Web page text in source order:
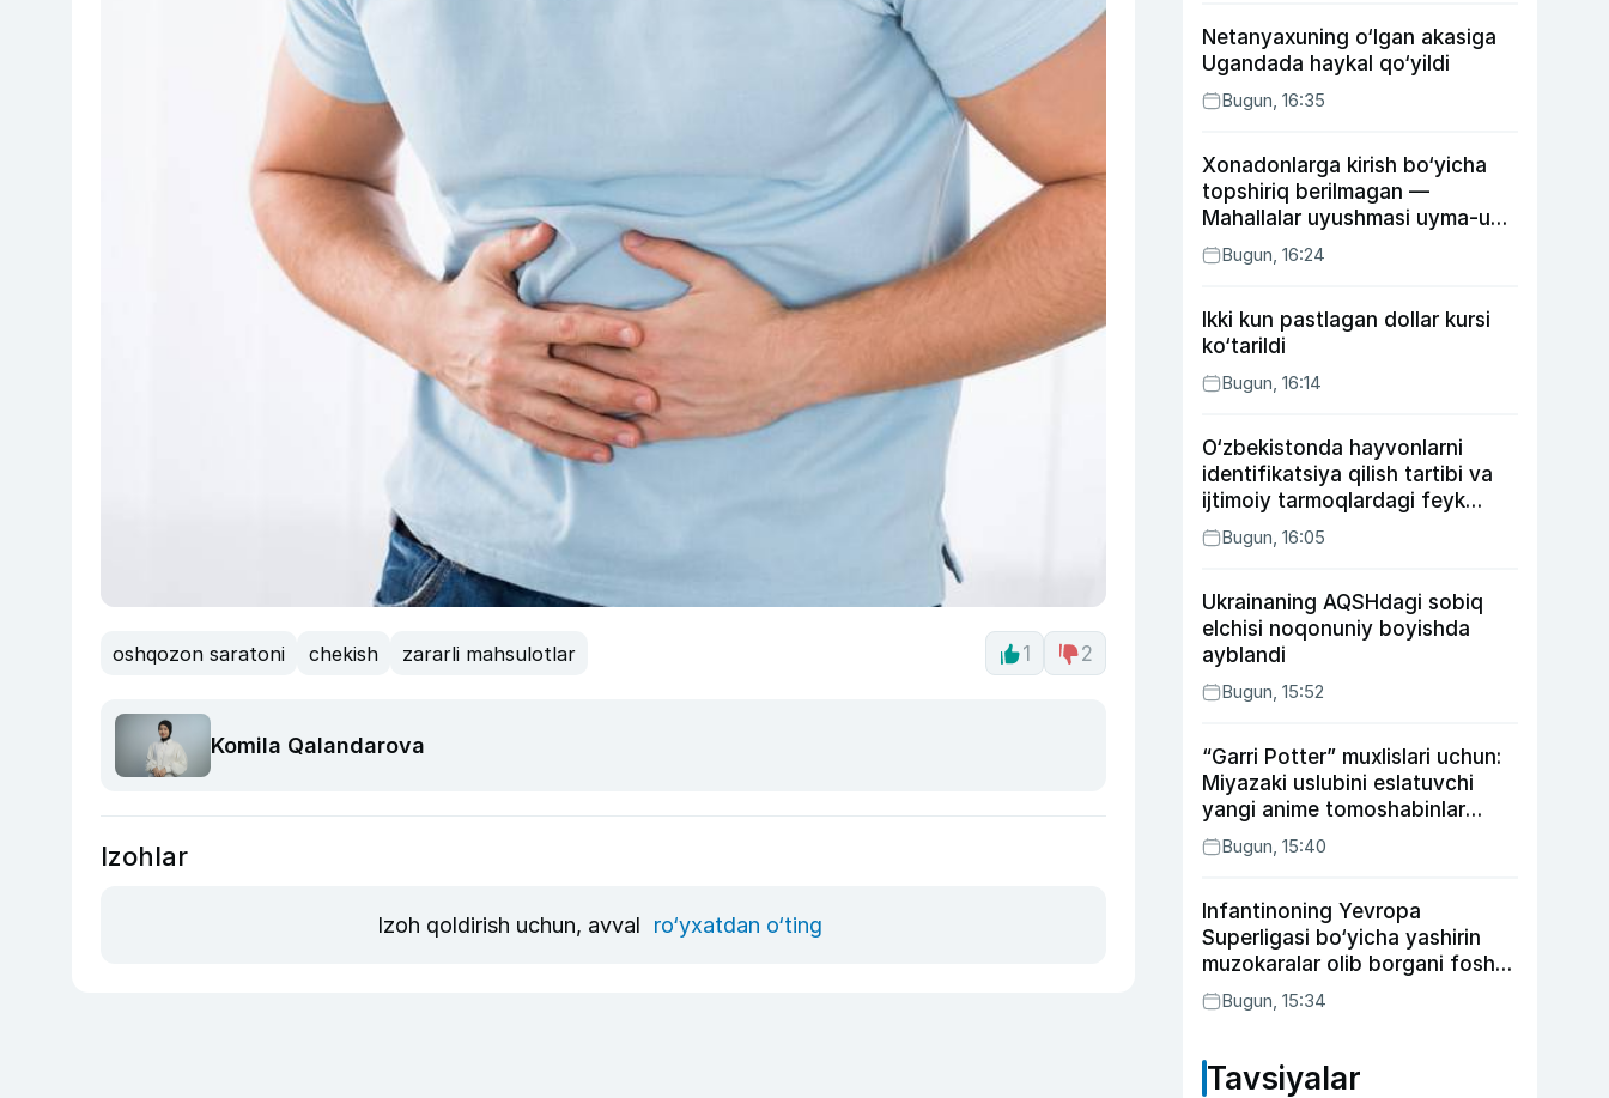
oshqozon saratoni chekish zararli mahsulotlar 1 2
Komila Qalandarova
Izohlar
Izoh qoldirish uchun, avval ro‘yxatdan o‘ting
Netanyaxuning o‘lgan akasiga
Ugandada haykal qo‘yildi
Bugun, 16:35
Xonadonlarga kirish bo‘yicha
topshiriq berilmagan —
Mahallalar uyushmasi uyma-uy
yurgan mas’ullar haqida
Bugun, 16:24
Ikki kun pastlagan dollar kursi
ko‘tarildi
Bugun, 16:14
O‘zbekistonda hayvonlarni
identifikatsiya qilish tartibi va
ijtimoiy tarmoqlardagi feyk
xabarlarga izoh berildi
Bugun, 16:05
Ukrainaning AQSHdagi sobiq
elchisi noqonuniy boyishda
ayblandi
Bugun, 15:52
“Garri Potter” muxlislari uchun:
Miyazaki uslubini eslatuvchi
yangi anime tomoshabinlar
e’tiborini qozonmoqda
Bugun, 15:40
Infantinoning Yevropa
Superligasi bo‘yicha yashirin
muzokaralar olib borgani fosh
bo‘ldiBugun, 15:34
Tavsiyalar